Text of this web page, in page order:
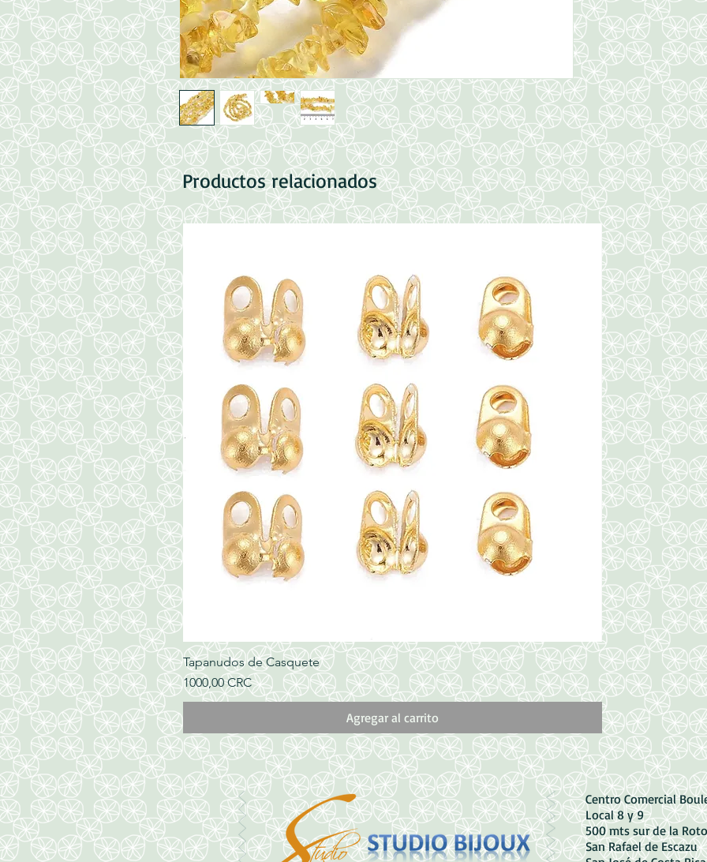
Productos relacionados
Vista rápida
Tapanudos de Casquete
Precio
1000,00 CRC
Agregar al carrito
Nuevo
Dije de Corazón
Precio
1500,00 CRC
Centro Comercial
Local 8 y 9
500 mts sur de la
San Rafael de Escazu